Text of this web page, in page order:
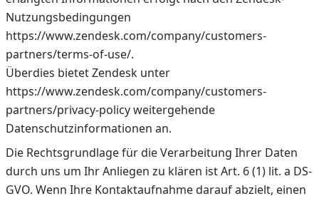
Nutzungsbedingungen
https://www.zendesk.com/company/customers-
partners/terms-of-use/.
Überdies bietet Zendesk unter
https://www.zendesk.com/company/customers-
partners/privacy-policy weitergehende
Datenschutzinformationen an.
Die Rechtsgrundlage für die Verarbeitung Ihrer Daten
durch uns um Ihr Anliegen zu klären ist Art. 6 (1) lit. a DS-
GVO. Wenn Ihre Kontaktaufnahme darauf abzielt, einen